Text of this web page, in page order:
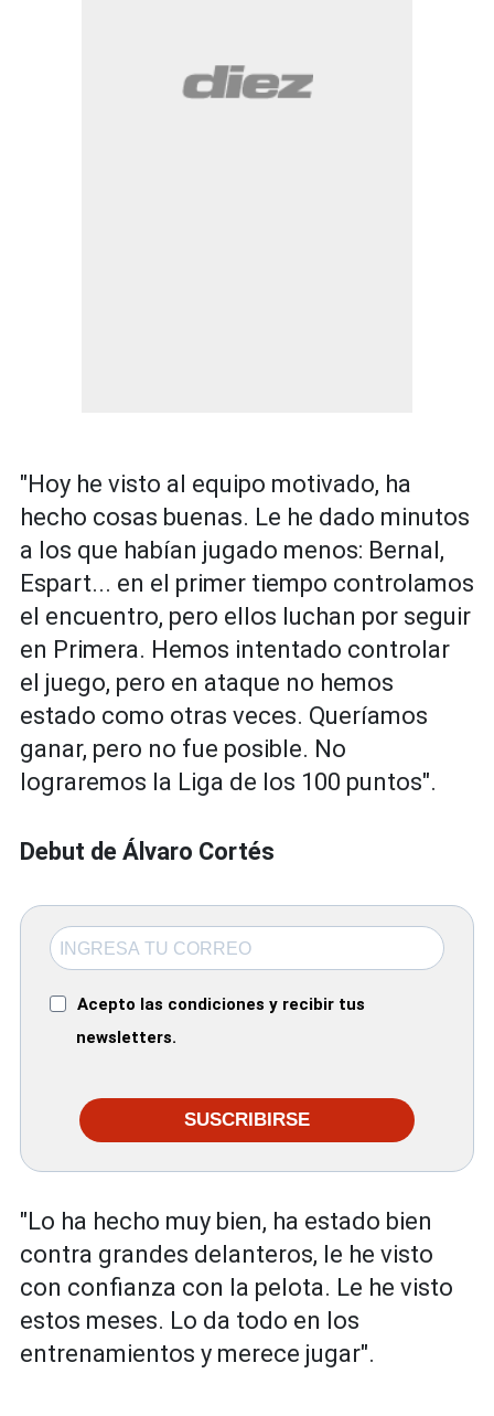
"Hoy he visto al equipo motivado, ha
hecho cosas buenas. Le he dado minutos
a los que habían jugado menos: Bernal,
Espart... en el primer tiempo controlamos
el encuentro, pero ellos luchan por seguir
en Primera. Hemos intentado controlar
el juego, pero en ataque no hemos
estado como otras veces. Queríamos
ganar, pero no fue posible. No
lograremos la Liga de los 100 puntos".
Debut de Álvaro Cortés
Acepto las condiciones y recibir tus
newsletters.
SUSCRIBIRSE
"Lo ha hecho muy bien, ha estado bien
contra grandes delanteros, le he visto
con confianza con la pelota. Le he visto
estos meses. Lo da todo en los
entrenamientos y merece jugar".